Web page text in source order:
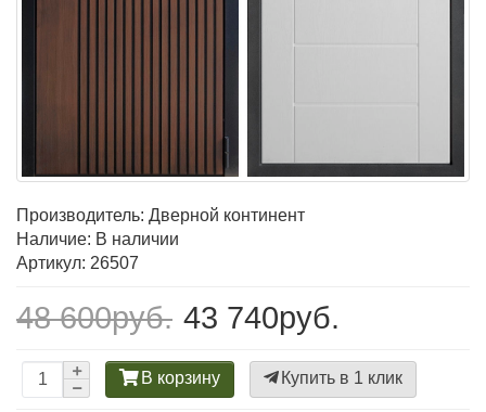
Производитель: Дверной континент
Наличие: В наличии
Артикул: 26507
48 600руб. 43 740руб.
В корзину Купить в 1 клик